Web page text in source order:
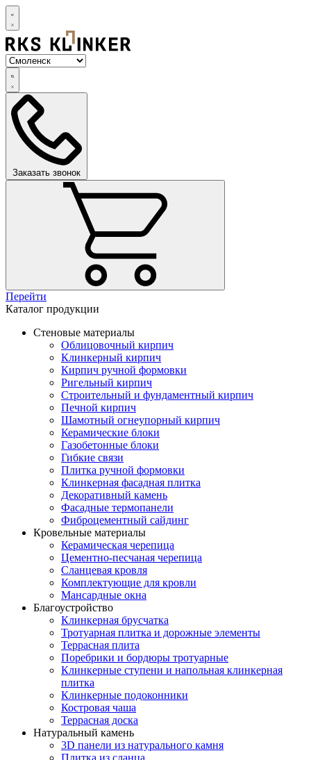
Заказать звонок
Перейти
Каталог продукции
Стеновые материалы
Облицовочный кирпич
Клинкерный кирпич
Кирпич ручной формовки
Ригельный кирпич
Строительный и фундаментный кирпич
Печной кирпич
Шамотный огнеупорный кирпич
Керамические блоки
Газобетонные блоки
Гибкие связи
Плитка ручной формовки
Клинкерная фасадная плитка
Декоративный камень
Фасадные термопанели
Фиброцементный сайдинг
Кровельные материалы
Керамическая черепица
Цементно-песчаная черепица
Сланцевая кровля
Комплектующие для кровли
Мансардные окна
Благоустройство
Клинкерная брусчатка
Тротуарная плитка и дорожные элементы
Террасная плита
Поребрики и бордюры тротуарные
Клинкерные ступени и напольная клинкерная
плитка
Клинкерные подоконники
Костровая чаша
Террасная доска
Натуральный камень
3D панели из натурального камня
Плитка из сланца